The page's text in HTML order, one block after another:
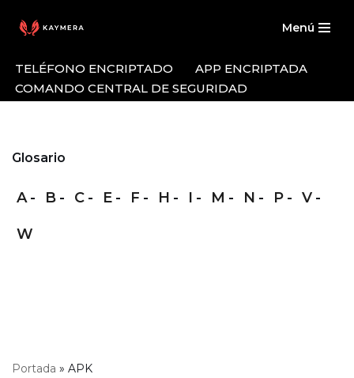
al
Menú
TELÉFONO ENCRIPTADO
APP ENCRIPTADA
COMANDO CENTRAL DE SEGURIDAD
Glosario
A B C E F H I M N P V
W
Portada » APK